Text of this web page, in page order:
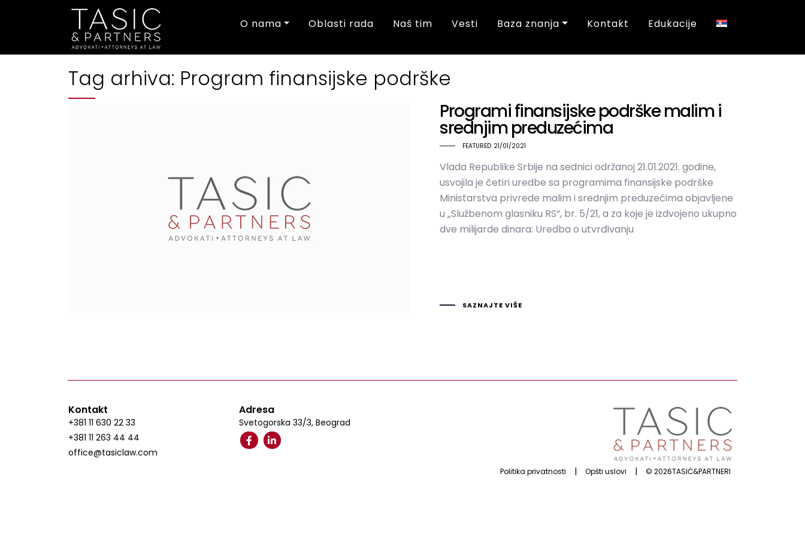
O nama Oblasti rada Naš tim Vesti Baza znanja Kontakt Edukacije
Tag arhiva: Program finansijske podrške
Programi finansijske podrške malim i
srednjim preduzećima
FEATURED 21/01/2021
Vlada Republike Srbije na sednici održanoj 21.01.2021. godine,
usvojila je četiri uredbe sa programima finansijske podrške
Ministarstva privrede malim i srednjim preduzećima objavljene
u „Službenom glasniku RS“, br. 5/21, a za koje je izdvojeno ukupno
dve milijarde dinara: Uredba o utvrđivanju
SAZNAJTE VIŠE
Kontakt
+381 11 630 22 33
+381 11 263 44 44
office@tasiclaw.com
Adresa
Svetogorska 33/3, Beograd
Politika privatnosti | Opšti uslovi | © 2026TASIĆ&PARTNERI